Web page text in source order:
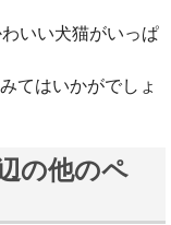
いい犬猫がいっぱ
てはいかがでしょ
の他のペ